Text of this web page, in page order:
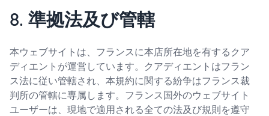
8. 準拠法及び管轄
本ウェブサイトは、フランスに本店所在地を有するクア
ディエントが運営しています。クアディエントはフラン
ス法に従い管轄され、本規約に関する紛争はフランス裁
判所の管轄に専属します。フランス国外のウェブサイト
ユーザーは、現地で適用される全ての法及び規則を遵守